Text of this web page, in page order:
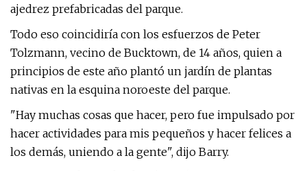
ajedrez prefabricadas del parque.
Todo eso coincidiría con los esfuerzos de Peter
Tolzmann, vecino de Bucktown, de 14 años, quien a
principios de este año plantó un jardín de plantas
nativas en la esquina noroeste del parque.
"Hay muchas cosas que hacer, pero fue impulsado por
hacer actividades para mis pequeños y hacer felices a
los demás, uniendo a la gente", dijo Barry.